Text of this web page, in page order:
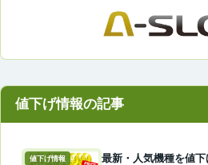
値下げ情報
最新・人気機種を値